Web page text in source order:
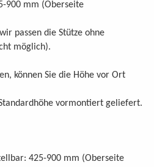
900 mm (Oberseite
passen die Stütze ohne
möglich).
können Sie die Höhe vor Ort
vormontiert geliefert.
425-900 mm (Oberseite